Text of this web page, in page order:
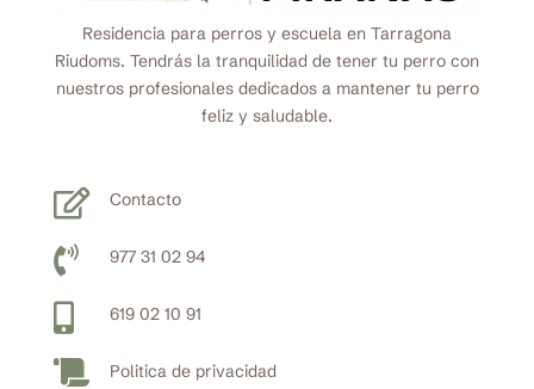
Residencia para perros y escuela en Tarragona
Riudoms. Tendrás la tranquilidad de tener tu perro con
nuestros profesionales dedicados a mantener tu perro
feliz y saludable.
 Contacto
 977 31 02 94
 619 02 10 91
 Politica de privacidad